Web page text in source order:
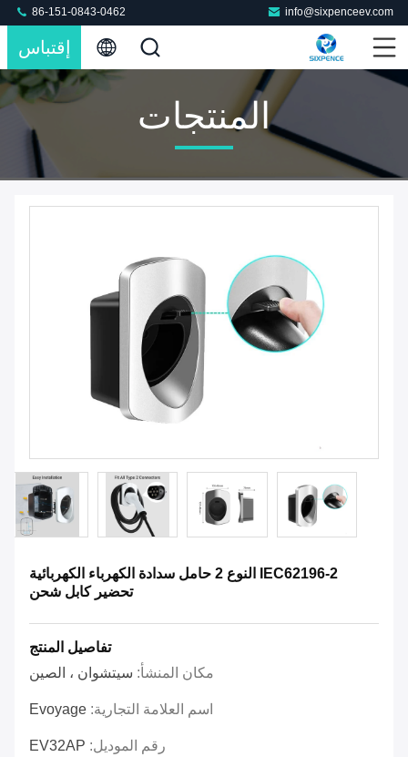
info@sixpenceev.com
86-151-0843-0462
إقتباس
المنتجات
IEC62196-2 النوع 2 حامل سدادة الكهرباء الكهربائية
تحضير كابل شحن
تفاصيل المنتج
مكان المنشأ: سيتشوان ، الصين
اسم العلامة التجارية: Evoyage
رقم الموديل: EV32AP